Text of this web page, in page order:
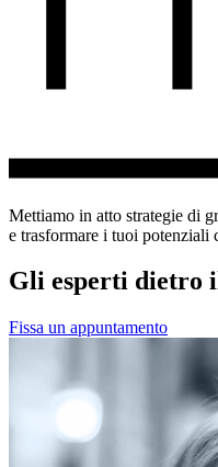
Mettiamo in atto strategie di
e trasformare i tuoi
Gli esperti dietro
Fissa un appuntamento